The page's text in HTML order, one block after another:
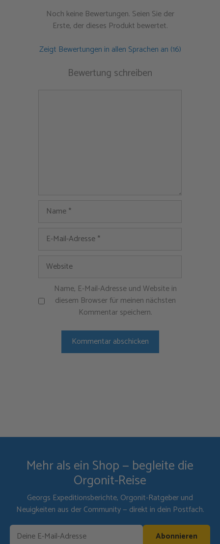
Noch keine Bewertungen. Seien Sie der
Erste, der dieses Produkt bewertet.
Zeigt Bewertungen in allen Sprachen an (16)
Bewertung schreiben
Name, E-Mail-Adresse und Website in
diesem Browser für meinen nächsten
Kommentar speichern.
Mehr als ein Shop — begleite die
Orgonit-Reise
Georgs Expeditionsberichte, Orgonit-Ratgeber und
Neuigkeiten aus der Community — direkt in dein Postfach.
Abonnieren